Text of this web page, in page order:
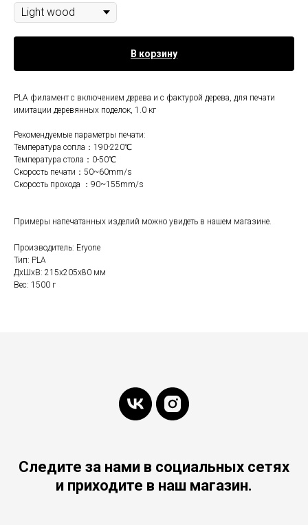
В корзину
PLA филамент с включением дерева и с фактурой дерева, для печати
имитации деревянных поделок, 1.0 кг
Рекомендуемые параметры печати:
Температура сопла：190-220℃
Температура стола：0-50℃
Скорость печати：50~60mm/s
Скорость прохода ：90~155mm/s
Примеры напечатанных изделий можно увидеть в нашем магазине.
Производитель: Eryone
Тип: PLA
ДxШxВ: 215x205x80 мм
Вес: 1500 г
Следите за нами в социальных сетях
и приходите в наш магазин.